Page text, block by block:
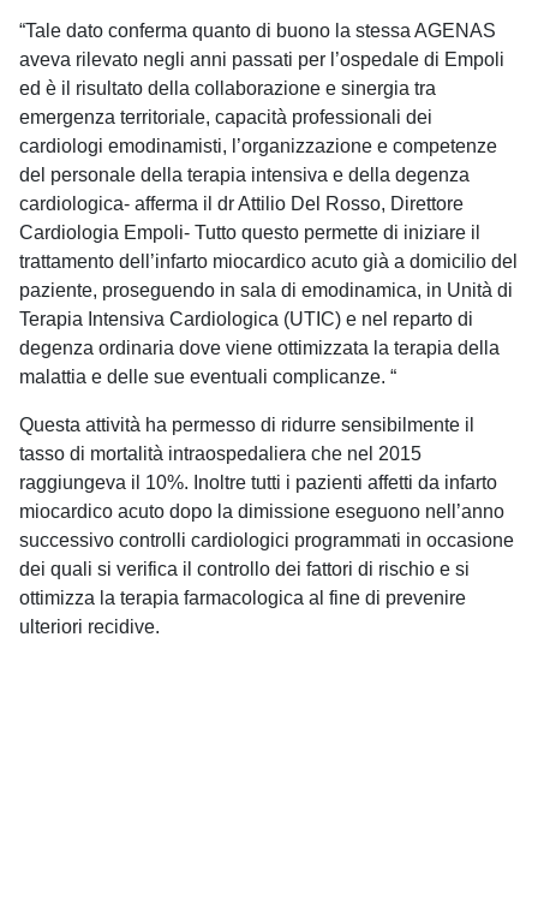
“Tale dato conferma quanto di buono la stessa AGENAS
aveva rilevato negli anni passati per l’ospedale di Empoli
ed è il risultato della collaborazione e sinergia tra
emergenza territoriale, capacità professionali dei
cardiologi emodinamisti, l’organizzazione e competenze
del personale della terapia intensiva e della degenza
cardiologica- afferma il dr Attilio Del Rosso, Direttore
Cardiologia Empoli- Tutto questo permette di iniziare il
trattamento dell’infarto miocardico acuto già a domicilio del
paziente, proseguendo in sala di emodinamica, in Unità di
Terapia Intensiva Cardiologica (UTIC) e nel reparto di
degenza ordinaria dove viene ottimizzata la terapia della
malattia e delle sue eventuali complicanze. “
Questa attività ha permesso di ridurre sensibilmente il
tasso di mortalità intraospedaliera che nel 2015
raggiungeva il 10%. Inoltre tutti i pazienti affetti da infarto
miocardico acuto dopo la dimissione eseguono nell’anno
successivo controlli cardiologici programmati in occasione
dei quali si verifica il controllo dei fattori di rischio e si
ottimizza la terapia farmacologica al fine di prevenire
ulteriori recidive.